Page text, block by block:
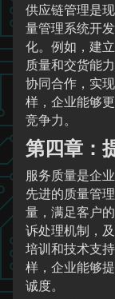
供应链管理是
量管理系统开
化。例如，建
质量和交货能
协同合作，实
样，企业能够
竞争力。
第四章：
服务质量是企
先进的质量管
量，满足客户
诉处理机制，
培训和技术支
样，企业能够
诚度。